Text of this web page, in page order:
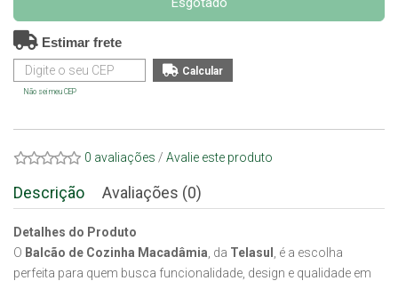
Estimar frete
Não sei meu CEP
0 avaliações / Avalie este produto
Descrição Avaliações (0)
Detalhes do Produto
O Balcão de Cozinha Macadâmia , da Telasul
, é a escolha
perfeita para quem busca funcionalidade, design e qualidade em